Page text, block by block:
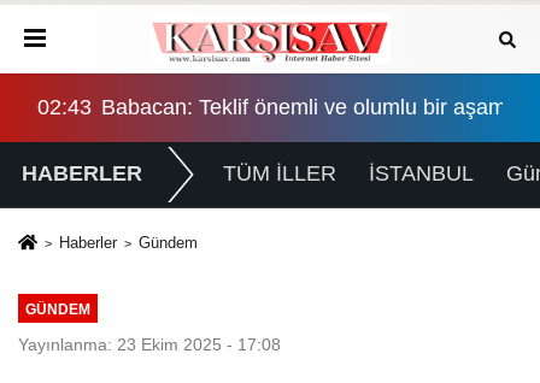
eşitlik yönünden eksiklikler giderilmeli
02:43 Babacan: Teklif önemli ve olumlu bir aşama,
HABERLER TÜM İLLER İSTANBUL
Haberler Gündem
GÜNDEM
Yayınlanma: 23 Ekim 2025 - 17:08